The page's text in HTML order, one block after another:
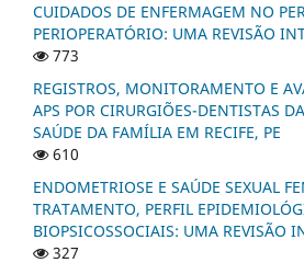
CUIDADOS DE ENFERMAGEM NO
PERIOPERATÓRIO: UMA REVISÃO
773
REGISTROS, MONITORAMENTO E
APS POR CIRURGIÕES-DENTISTAS
SAÚDE DA FAMÍLIA EM RECIFE, PE
610
ENDOMETRIOSE E SAÚDE SEXUAL
TRATAMENTO, PERFIL
BIOPSICOSSOCIAIS: UMA REVISÃO
327